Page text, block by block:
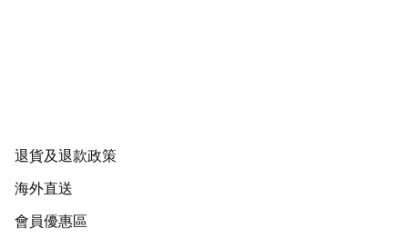
退貨及退款政策
海外直送
會員優惠區